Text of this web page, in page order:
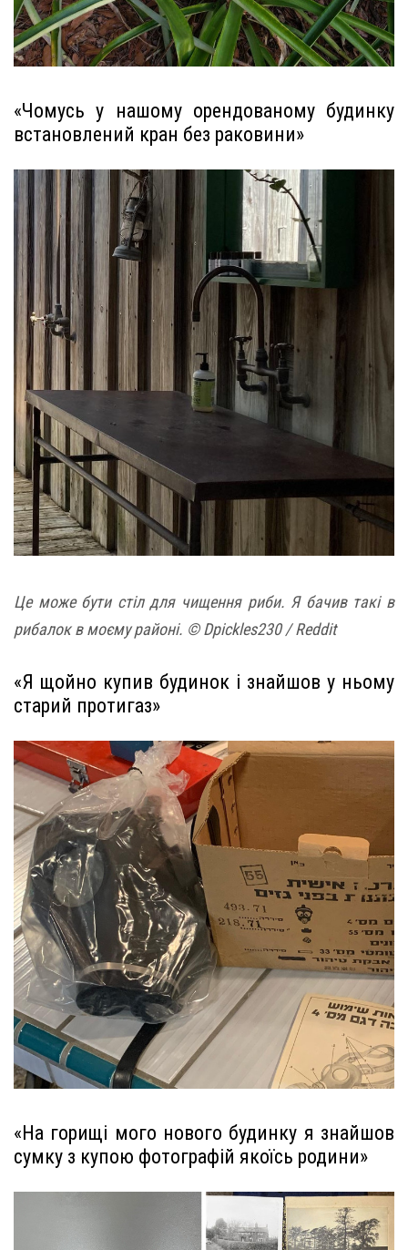
«Чомусь у нашому орендованому будинку
встановлений кран без раковини»
Це може бути стіл для чищення риби. Я бачив такі в
рибалок в моєму районі. © Dpickles230 / Reddit
«Я щойно купив будинок і знайшов у ньому
старий протигаз»
«На горищі мого нового будинку я знайшов
сумку з купою фотографій якоїсь родини»